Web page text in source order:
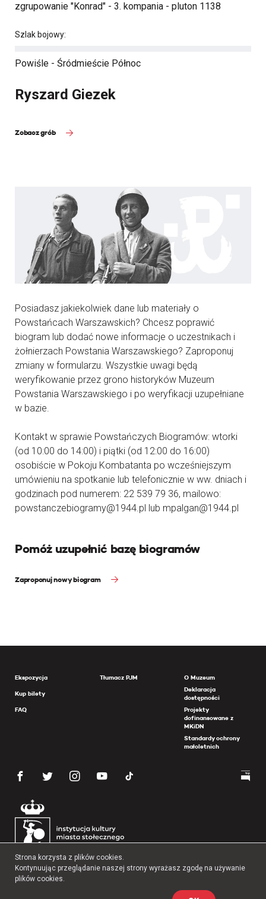
zgrupowanie "Konrad" - 3. kompania - pluton 1138
Szlak bojowy:
Powiśle - Śródmieście Północ
Ryszard Giezek
Zobacz grób
Posiadasz jakiekolwiek dane lub materiały o
Powstańcach Warszawskich? Chcesz poprawić
biogram lub dodać nowe informacje o uczestnikach i
żołnierzach Powstania Warszawskiego? Zaproponuj
zmiany w formularzu. Wszystkie uwagi będą
weryfikowanie przez grono historyków Muzeum
Powstania Warszawskiego i po weryfikacji uzupełniane
w bazie.
Kontakt w sprawie Powstańczych Biogramów: wtorki
(od 10:00 do 14:00) i piątki (od 12:00 do 16:00)
osobiście w Pokoju Kombatanta po wcześniejszym
umówieniu na spotkanie lub telefonicznie w ww. dniach i
godzinach pod numerem: 22 539 79 36, mailowo:
powstanczebiogramy@1944.pl lub mpalgan@1944.pl
Pomóż uzupełnić bazę biogramów
Zaproponuj nowy biogram
Ekspozycja
Kup bilety
FAQ
Tłumacz PJM
O Muzeum
Deklaracja
dostępności
Projekty
dofinansowane z
MKiDN
Standardy ochrony
małoletnich
Strona korzysta z plików cookies.
Kontynuując przeglądanie naszej strony wyrażasz zgodę na używanie
plików cookies.